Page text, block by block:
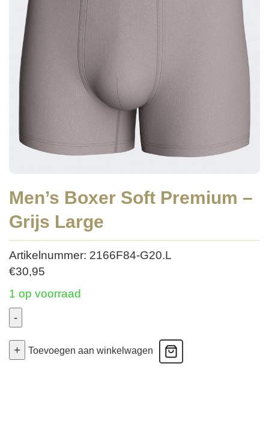
Men’s Boxer Soft Premium –
Grijs Large
Artikelnummer: 2166F84-G20.L
€30,95
1 op voorraad
-
Boxer
+ Toevoegen aan winkelwagen